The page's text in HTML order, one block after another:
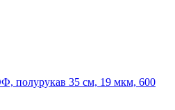
полурукав 35 см, 19 мкм, 600